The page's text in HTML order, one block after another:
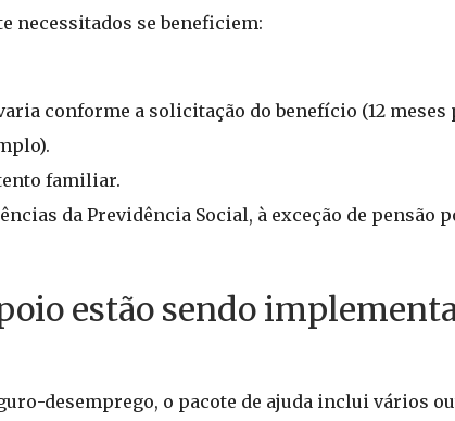
necessitados se beneficiem:
conforme a solicitação do benefício (12
familiar.
da Previdência Social, à exceção de pensão
estão sendo
desemprego, o pacote de ajuda inclui vários